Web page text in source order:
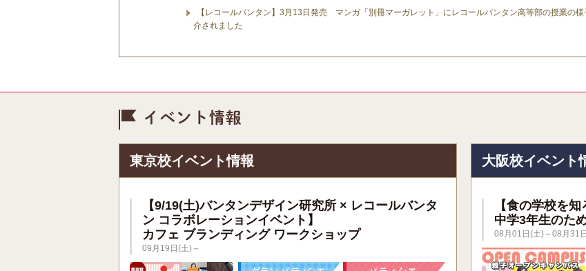
【レコールバンタン】3月13日発売 マンガ「別冊マーガレット」にレコールバンタン高等部の授業の様
介されました
東京校イベント情報
【9/19(土)バンタンデザイン研究所 × レコールバンタ
ン コラボレーションイベント】
カフェ ブランディング ワークショップ
09月19日(土)～
大阪校イベント
【食の学校を知
中学3年生のた
08月01日(土)～08月31